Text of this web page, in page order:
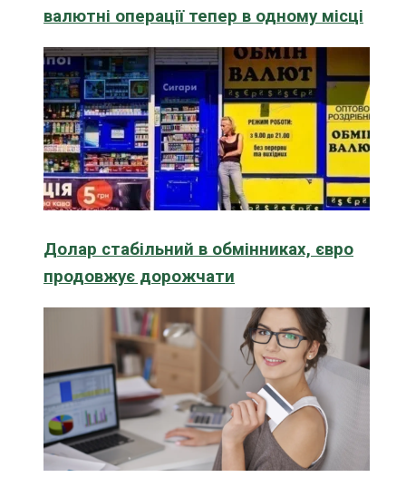
валютні операції тепер в одному місці
Долар стабільний в обмінниках, євро
продовжує дорожчати